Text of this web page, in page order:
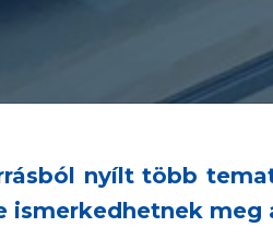
nyílt több
ismerkedhetnek